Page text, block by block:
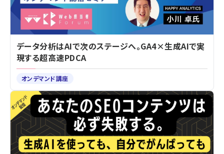
データ分析はAIで次のステージへ。GA4×生成AIで実
現する超高速PDCA
オンデマンド講座